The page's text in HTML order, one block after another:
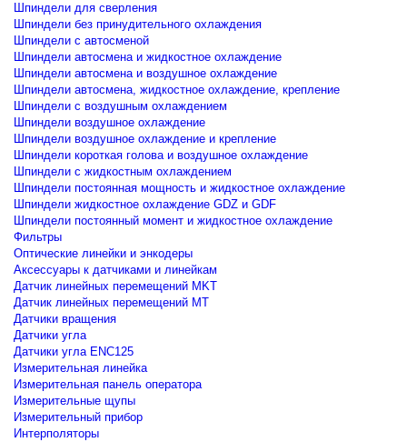
Шпиндели для сверления
Шпиндели без принудительного охлаждения
Шпиндели с автосменой
Шпиндели автосмена и жидкостное охлаждение
Шпиндели автосмена и воздушное охлаждение
Шпиндели автосмена, жидкостное охлаждение, крепление
Шпиндели с воздушным охлаждением
Шпиндели воздушное охлаждение
Шпиндели воздушное охлаждение и крепление
Шпиндели короткая голова и воздушное охлаждение
Шпиндели с жидкостным охлаждением
Шпиндели постоянная мощность и жидкостное охлаждение
Шпиндели жидкостное охлаждение GDZ и GDF
Шпиндели постоянный момент и жидкостное охлаждение
Фильтры
Оптические линейки и энкодеры
Аксессуары к датчиками и линейкам
Датчик линейных перемещений MKT
Датчик линейных перемещений MT
Датчики вращения
Датчики угла
Датчики угла ENC125
Измерительная линейка
Измерительная панель оператора
Измерительные щупы
Измерительный прибор
Интерполяторы